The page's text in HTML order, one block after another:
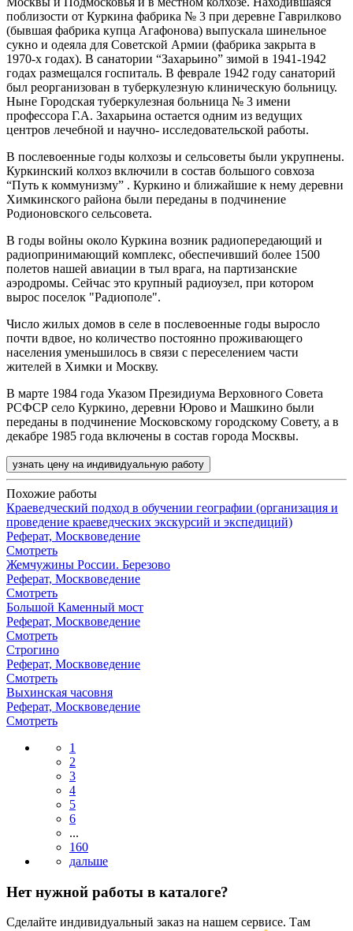
поблизости от Куркина фабрика № 3 при деревне Гаврилково
(бывшая фабрика купца Агафонова) выпускала шинельное
сукно и одеяла для Советской Армии (фабрика закрыта в
1970-х годах). В санатории “Захарьино” зимой в 1941-1942
годах размещался госпиталь. В феврале 1942 году санаторий
был реорганизован в туберкулезную клиническую больницу.
Ныне Городская туберкулезная больница № 3 имени
профессора Г.А. Захарьина остается одним из ведущих
центров лечебной и научно- исследовательской работы.
В послевоенные годы колхозы и сельсоветы были укрупнены.
Куркинский колхоз включили в состав большого совхоза
“Путь к коммунизму” . Куркино и ближайшие к нему деревни
Химкинского района были переданы в подчинение
Родионовского сельсовета.
В годы войны около Куркина возник радиопередающий и
радиопринимающий комплекс, обеспечивший более 1500
полетов нашей авиации в тыл врага, на партизанские
аэродромы. Сейчас это крупный радиоузел, при котором
вырос поселок "Радиополе".
Число жилых домов в селе в послевоенные годы выросло
почти вдвое, но количество постоянно проживающего
населения уменьшилось в связи с переселением части
жителей в Химки и Москву.
В марте 1984 года Указом Президиума Верховного Совета
РСФСР село Куркино, деревни Юрово и Машкино были
переданы в подчинение Московскому городскому Совету, а в
декабре 1985 года включены в состав города Москвы.
узнать цену на индивидуальную работу
Похожие работы
Краеведческий подход в обучении географии (организация и
проведение краеведческих экскурсий и экспедиций)
Реферат, Москвоведение
Смотреть
Жемчужины России. Березово
Реферат, Москвоведение
Смотреть
Большой Каменный мост
Реферат, Москвоведение
Смотреть
Строгино
Реферат, Москвоведение
Смотреть
Выхинская часовня
Реферат, Москвоведение
Смотреть
1
2
3
4
5
6
...
160
Нет нужной работы в каталоге?
Сделайте индивидуальный заказ на нашем сервисе. Там